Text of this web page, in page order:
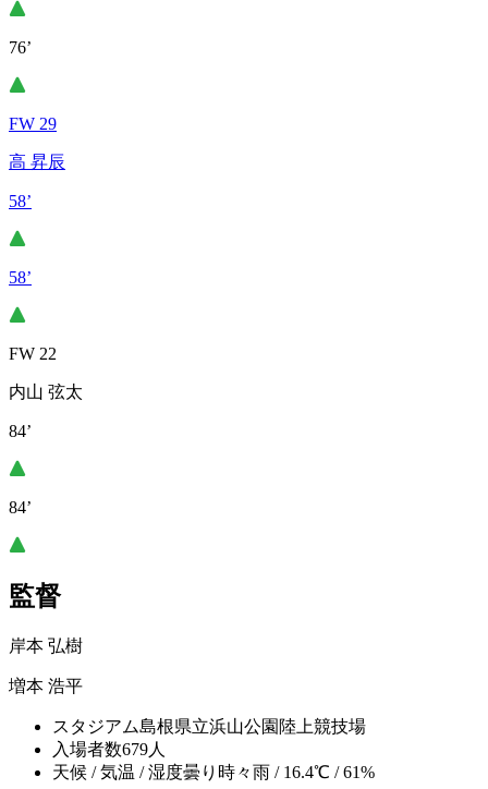
76’
FW 29
高 昇辰
58’
58’
FW 22
内山 弦太
84’
84’
監督
岸本 弘樹
増本 浩平
スタジアム島根県立浜山公園陸上競技場
入場者数679人
天候 / 気温 / 湿度曇り時々雨 / 16.4℃ / 61%